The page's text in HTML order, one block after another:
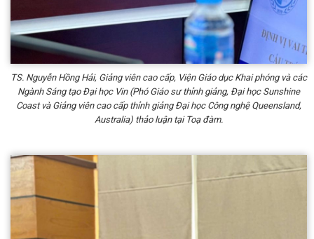
TS. Nguyễn Hồng Hải, Giảng viên cao cấp, Viện Giáo dục Khai phóng và các
Ngành Sáng tạo Đại học Vin (Phó Giáo sư thỉnh giảng, Đại học Sunshine
Coast và Giảng viên cao cấp thỉnh giảng Đại học Công nghệ Queensland,
Australia) thảo luận tại Toạ đàm.